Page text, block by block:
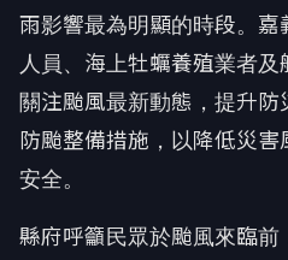
雨影響最為明顯的時段。
人員、海上牡蠣養殖業者
關注颱風最新動態，提升
防颱整備措施，以降低災
安全。
縣府呼籲民眾於颱風來臨前